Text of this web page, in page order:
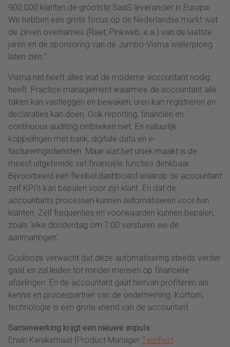
900.000 klanten de grootste SaaS leverancier in Europa.
We hebben een grote focus op de Nederlandse markt wat
de zeven overnames (Raet, Pinkweb, e.a.) van de laatste
jaren en de sponsoring van de Jumbo-Visma wielerploeg
laten zien.”
Visma.net heeft alles wat de moderne accountant nodig
heeft. Practice management waarmee de accountant alle
taken kan vastleggen en bewaken, uren kan registreren en
declaraties kan doen. Ook reporting, financiën en
continuous auditing ontbreken niet. En natuurlijk
koppelingen met bank, digitale data en e-
factureringsdiensten. Maar wat het uniek maakt is de
meest uitgebreide set financiële functies denkbaar.
Bijvoorbeeld een flexibel dashboard waarop de accountant
zelf KPI’s kan bepalen voor zijn klant. En dat de
accountants processen kunnen automatiseren voor hun
klanten. Zelf frequenties en voorwaarden kunnen bepalen,
zoals ‘elke donderdag om 7:00 versturen we de
aanmaningen’.
Goulooze verwacht dat deze automatisering steeds verder
gaat en zal leiden tot minder mensen op financiële
afdelingen. En de accountant gaat hiervan profiteren als
kennis en procespartner van de onderneming. Kortom,
technologie is een grote vriend van de accountant.
Samenwerking krijgt een nieuwe impuls
Erwin Kwakernaat (Product Manager Twinfield